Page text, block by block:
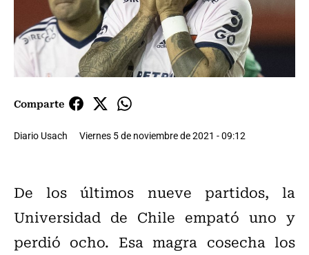
Comparte
Diario Usach Viernes 5 de noviembre de 2021 - 09:12
De los últimos nueve partidos, la
Universidad de Chile empató uno y
perdió ocho. Esa magra cosecha los